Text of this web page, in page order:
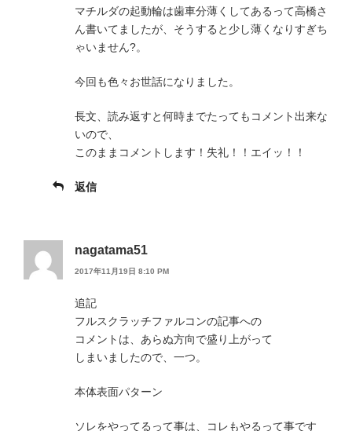
マチルダの起動輪は歯車分薄くしてあるって高橋さ
ん書いてましたが、そうすると少し薄くなりすぎち
ゃいません?。
今回も色々お世話になりました。
長文、読み返すと何時までたってもコメント出来な
いので、
このままコメントします！失礼！！エイッ！！
返信
nagatama51
2017年11月19日 8:10 PM
追記
フルスクラッチファルコンの記事への
コメントは、あらぬ方向で盛り上がって
しまいましたので、一つ。
本体表面パターン
ソレをやってるって事は、コレもやるって事です